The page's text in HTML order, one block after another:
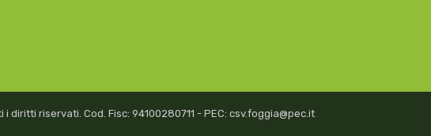
i diritti riservati. Cod. Fisc: 94100280711 - PEC: csv.foggia@pec.it